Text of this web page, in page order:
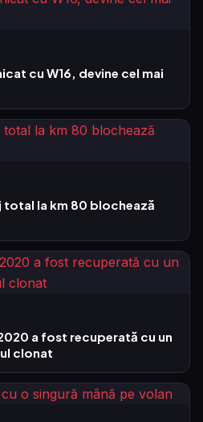
cu W16, devine cel mai
la km 80 blochează
a fost recuperată cu un
clonat